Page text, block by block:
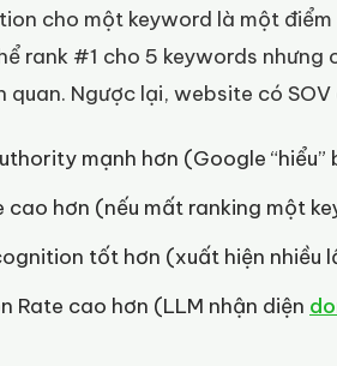
cho một keyword là một
rank #1 cho 5 keywords nhưng
quan. Ngược lại, website có
mạnh hơn (Google “hiểu”
cao hơn (nếu mất ranking một
tốt hơn (xuất hiện nhiều
Rate cao hơn (LLM nhận diện